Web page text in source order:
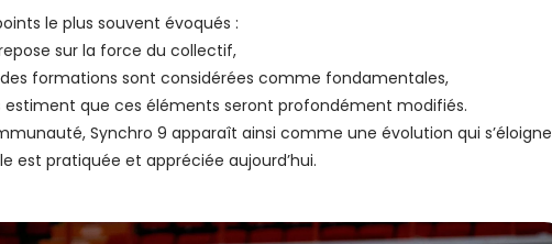
le plus souvent évoqués :
sur la force du collectif,
formations sont considérées comme fondamentales,
que ces éléments seront profondément modifiés.
Synchro 9 apparaît ainsi comme une évolution qui s’éloigne
est pratiquée et appréciée aujourd’hui.